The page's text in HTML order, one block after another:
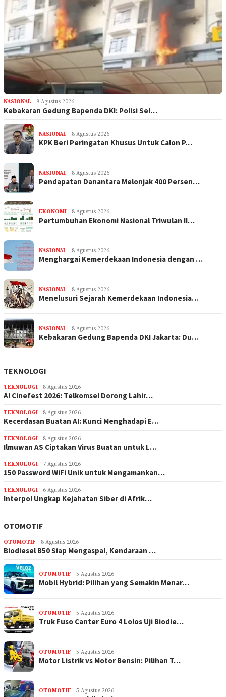
NASIONAL 8 Agustus 2026
Kebakaran Gedung Bapenda DKI: Polisi Sel…
NASIONAL 8 Agustus 2026
KPK Beri Peringatan Khusus Untuk Calon P…
NASIONAL 8 Agustus 2026
Pendapatan Danantara Melonjak 400 Persen…
EKONOMI 8 Agustus 2026
Pertumbuhan Ekonomi Nasional Triwulan II…
NASIONAL 8 Agustus 2026
Menghargai Kemerdekaan Indonesia dengan …
NASIONAL 8 Agustus 2026
Menelusuri Sejarah Kemerdekaan Indonesia…
NASIONAL 8 Agustus 2026
Kebakaran Gedung Bapenda DKI Jakarta: Du…
TEKNOLOGI
TEKNOLOGI 8 Agustus 2026
AI Cinefest 2026: Telkomsel Dorong Lahir…
TEKNOLOGI 8 Agustus 2026
Kecerdasan Buatan AI: Kunci Menghadapi E…
TEKNOLOGI 8 Agustus 2026
Ilmuwan AS Ciptakan Virus Buatan untuk L…
TEKNOLOGI 7 Agustus 2026
150 Password WiFi Unik untuk Mengamankan…
TEKNOLOGI 6 Agustus 2026
Interpol Ungkap Kejahatan Siber di Afrik…
OTOMOTIF
OTOMOTIF 8 Agustus 2026
Biodiesel B50 Siap Mengaspal, Kendaraan …
OTOMOTIF 5 Agustus 2026
Mobil Hybrid: Pilihan yang Semakin Menar…
OTOMOTIF 5 Agustus 2026
Truk Fuso Canter Euro 4 Lolos Uji Biodie…
OTOMOTIF 5 Agustus 2026
Motor Listrik vs Motor Bensin: Pilihan T…
OTOMOTIF 5 Agustus 2026